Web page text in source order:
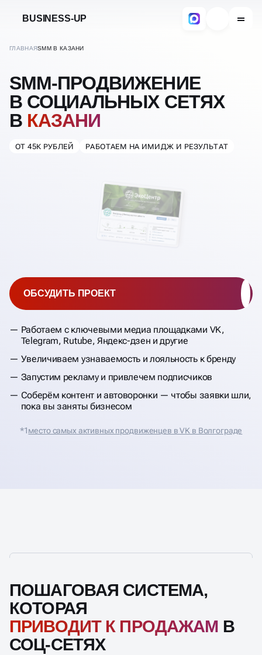
BUSINESS-UP
ГЛАВНАЯSMM В КАЗАНИ
SMM-ПРОДВИЖЕНИЕ
В СОЦИАЛЬНЫХ СЕТЯХ
В КАЗАНИ
ОТ 45К РУБЛЕЙ РАБОТАЕМ НА ИМИДЖ И РЕЗУЛЬТАТ
Работаем с ключевыми медиа площадками VK,
Telegram, Rutube, Яндекс-дзен и другие
Увеличиваем узнаваемость и лояльность к бренду
Запустим рекламу и привлечем подписчиков
Соберём контент и автоворонки — чтобы заявки шли,
пока вы заняты бизнесом
ОБСУДИТЬ ПРОЕКТ
*1место самых активных продвиженцев в VK в Волгограде
ПОШАГОВАЯ СИСТЕМА,
КОТОРАЯ
ПРИВОДИТ К ПРОДАЖАМ В
СОЦ-СЕТЯХ